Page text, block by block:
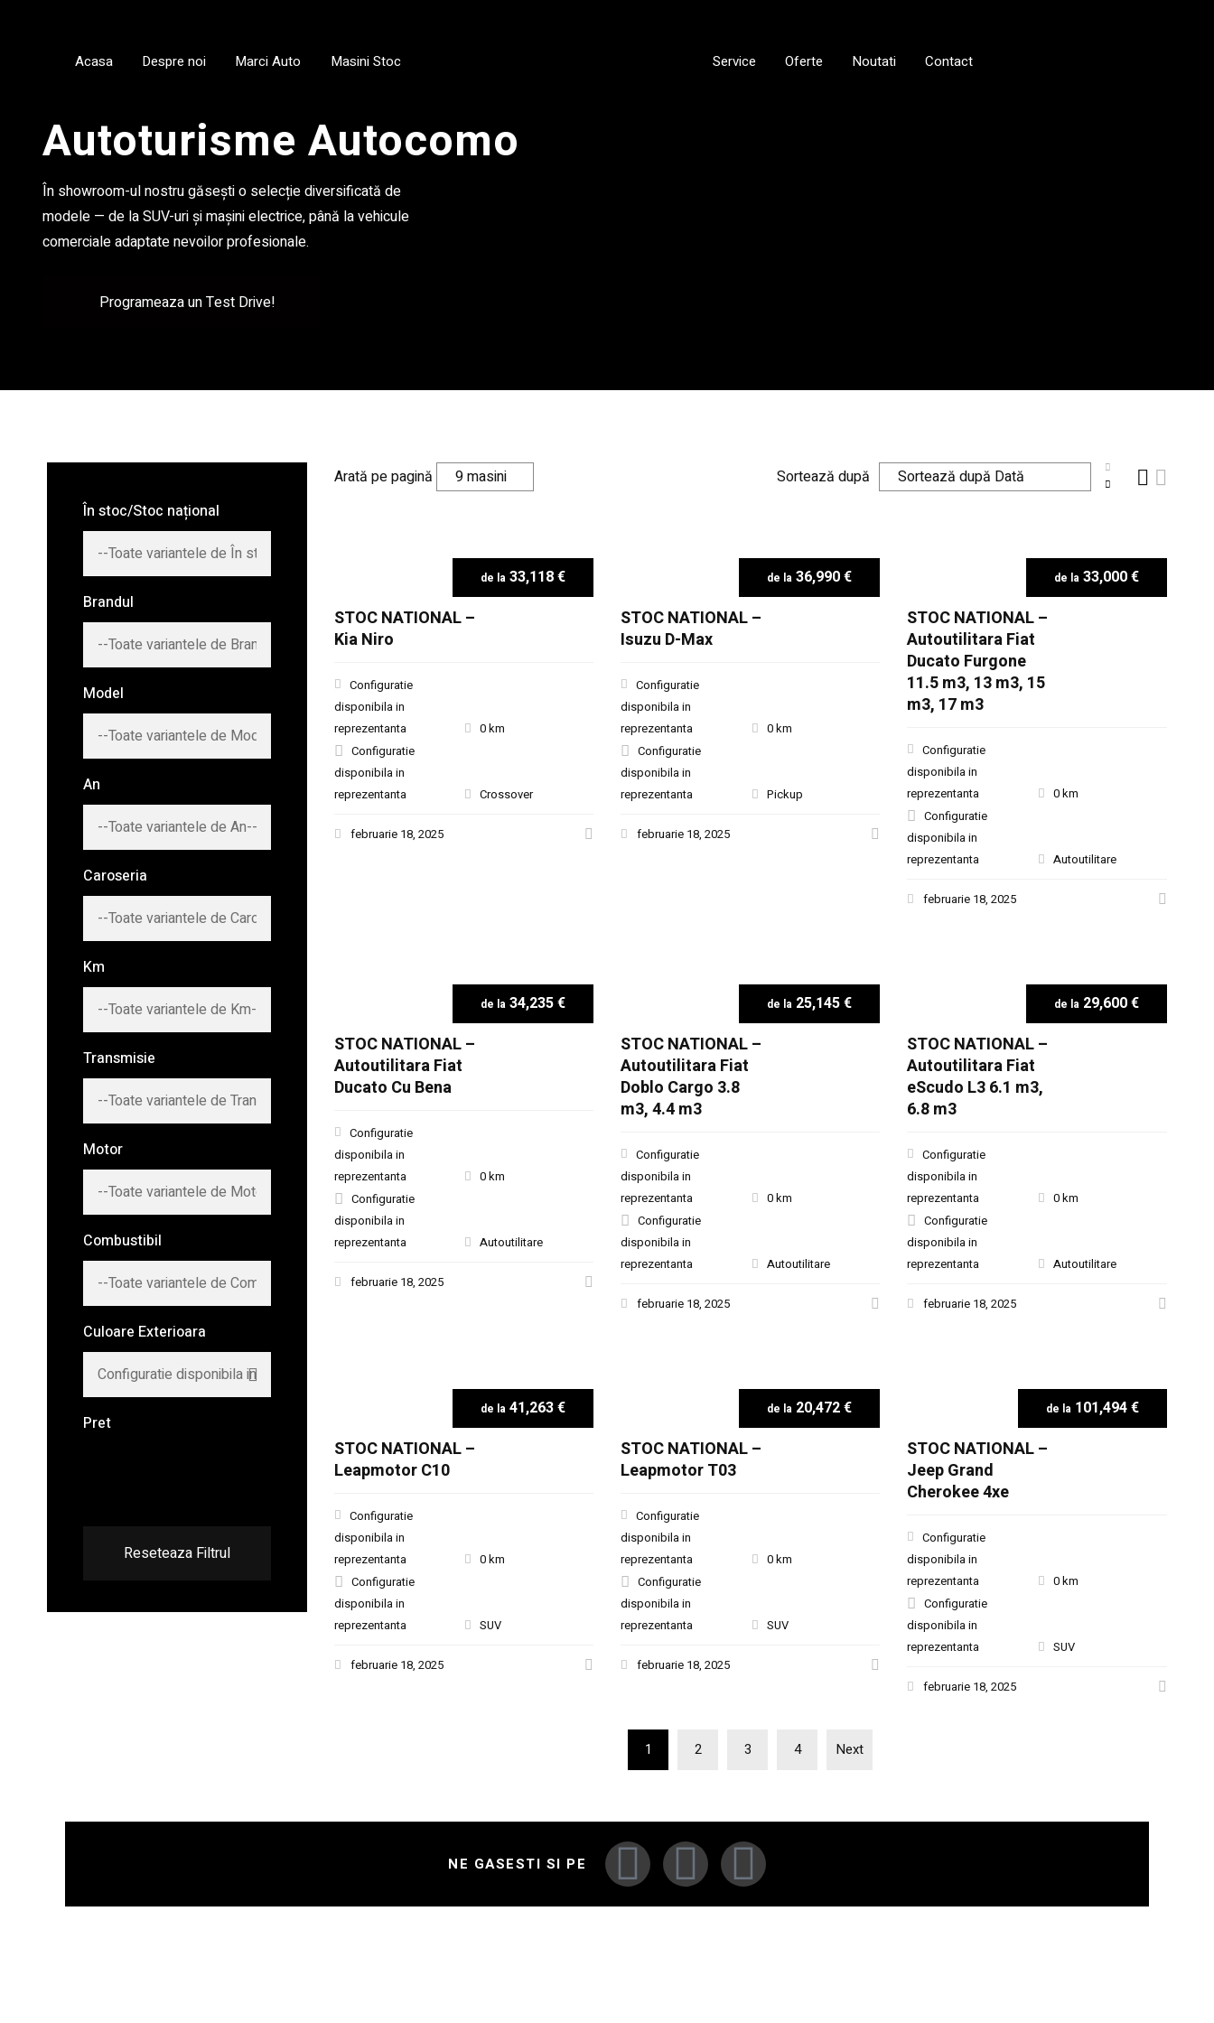
Acasa Despre noi Marci Auto Masini Stoc Service Oferte Noutati Contact
Autoturisme Autocomo
În showroom-ul nostru găsești o selecție diversificată de
modele — de la SUV-uri și mașini electrice, până la vehicule
comerciale adaptate nevoilor profesionale.
Programeaza un Test Drive!
În stoc/Stoc național
Brandul
Model
An
Caroseria
Km
Transmisie
Motor
Combustibil
Culoare Exterioara
Pret
Reseteaza Filtrul
Arată pe pagină Sortează după
33,118 €
STOC NATIONAL –
Kia Niro
Configuratie
disponibila in
reprezentanta
0 km
Configuratie
disponibila in
reprezentanta
Crossover
februarie 18, 2025
36,990 €
STOC NATIONAL –
Isuzu D-Max
Configuratie
disponibila in
reprezentanta
0 km
Configuratie
disponibila in
reprezentanta
Pickup
februarie 18, 2025
33,000 €
STOC NATIONAL –
Autoutilitara Fiat
Ducato Furgone
11.5 m3, 13 m3, 15
m3, 17 m3
Configuratie
disponibila in
reprezentanta
0 km
Configuratie
disponibila in
reprezentanta
Autoutilitare
februarie 18, 2025
34,235 €
STOC NATIONAL –
Autoutilitara Fiat
Ducato Cu Bena
Configuratie
disponibila in
reprezentanta
0 km
Configuratie
disponibila in
reprezentanta
Autoutilitare
februarie 18, 2025
25,145 €
STOC NATIONAL –
Autoutilitara Fiat
Doblo Cargo 3.8
m3, 4.4 m3
Configuratie
disponibila in
reprezentanta
0 km
Configuratie
disponibila in
reprezentanta
Autoutilitare
februarie 18, 2025
29,600 €
STOC NATIONAL –
Autoutilitara Fiat
eScudo L3 6.1 m3,
6.8 m3
Configuratie
disponibila in
reprezentanta
0 km
Configuratie
disponibila in
reprezentanta
Autoutilitare
februarie 18, 2025
41,263 €
STOC NATIONAL –
Leapmotor C10
Configuratie
disponibila in
reprezentanta
0 km
Configuratie
disponibila in
reprezentanta
SUV
februarie 18, 2025
20,472 €
STOC NATIONAL –
Leapmotor T03
Configuratie
disponibila in
reprezentanta
0 km
Configuratie
disponibila in
reprezentanta
SUV
februarie 18, 2025
101,494 €
STOC NATIONAL –
Jeep Grand
Cherokee 4xe
Configuratie
disponibila in
reprezentanta
0 km
Configuratie
disponibila in
reprezentanta
SUV
februarie 18, 2025
1 2 3 4 Next
NE GASESTI SI PE